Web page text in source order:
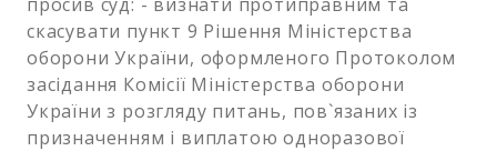
скасувати пункт 9 Рішення Міністерства
оборони України, оформленого Протоколом
засідання Комісії Міністерства оборони
України з розгляду питань, пов`язаних із
призначенням і виплатою одноразової